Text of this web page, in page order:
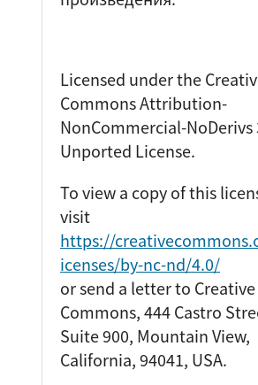
Licensed under the
Commons Attribution-
NonCommercial-NoDerivs
Unported License.
To view a copy of this
visit
https://
icenses/by-nc-nd/4.0/
or send a letter to Creative
Commons, 444 Castro
Suite 900, Mountain View,
California, 94041, USA.